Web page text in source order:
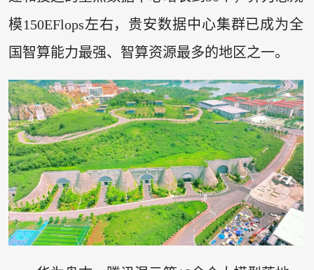
模150EFlops左右，贵安数据中心集群已成为全
国智算能力最强、智算资源最多的地区之一。